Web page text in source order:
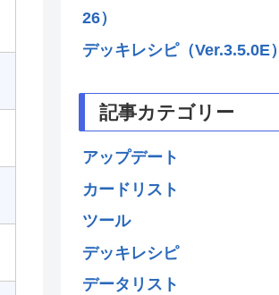
26）
デッキレシピ（Ver.3.5.0E）
記事カテゴリー
アップデート
カードリスト
ツール
デッキレシピ
データリスト